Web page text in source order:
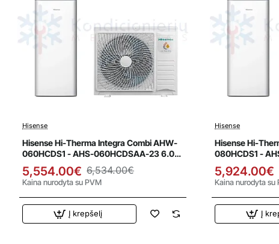
Išpardavimas
Hisense
Hisense Hi-Therma Integra Combi AHW-
060HCDS1 - AHS-060HCDSAA-23 6.0
kW oras-vanduo šilumos siurblys
5,554.00€ 6,534.00€
Kaina nurodyta su PVM
Į krepšelį
Hisense
Hisense Hi-
080HCDS1 -
kW oras-vanduo
5,924.00€
Kaina nurodyta su
Į